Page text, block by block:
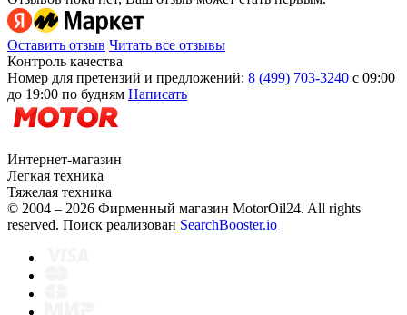
Оставить отзыв Читать все отзывы
Контроль качества
Номер для претензий и предложений: 8 (499) 703-3240 с 09:00
до 19:00 по будням Написать
Интернет-магазин
Легкая техника
Тяжелая техника
© 2004 – 2026 Фирменный магазин MotorOil24. All rights
reserved. Поиск реализован SearchBooster.io